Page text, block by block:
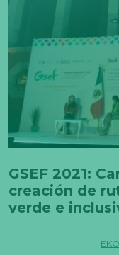
GSEF 2021:
creación de
verde e